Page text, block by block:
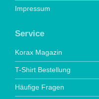
Impressum
Service
Korax Magazin
T-Shirt Bestellung
Häufige Fragen